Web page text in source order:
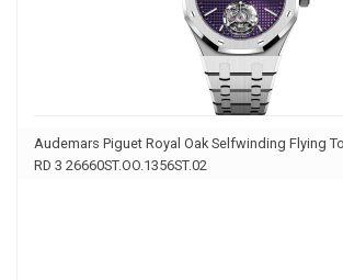
Audemars Piguet Royal Oak Selfwinding Flying
RD 3 26660ST.OO.1356ST.02